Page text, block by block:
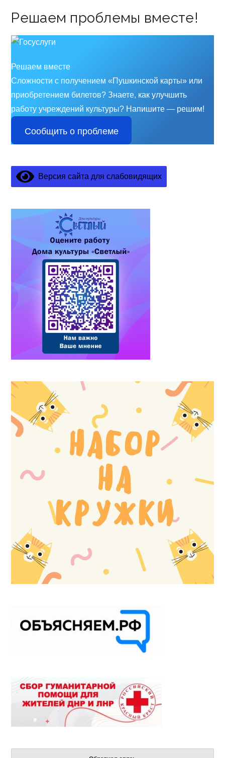
Решаем проблемы вместе!
Решаем вместе
Сложности с получением «Пушкинской карты» или
приобретением билетов? Знаете, как улучшить
работу учреждений культуры? Напишите — решим!
Сообщить о проблеме
Версия сайта для слабовидящих